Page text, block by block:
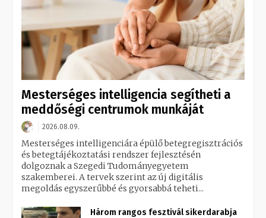
Mesterséges intelligencia segítheti a
meddőségi centrumok munkáját
2026.08.09.
Mesterséges intelligenciára épülő betegregisztrációs
és betegtájékoztatási rendszer fejlesztésén
dolgoznak a Szegedi Tudományegyetem
szakemberei. A tervek szerint az új digitális
megoldás egyszerűbbé és gyorsabbá teheti...
Három rangos fesztivál sikerdarabja